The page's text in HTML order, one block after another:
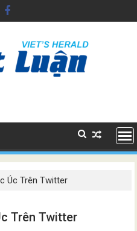
Úc Trên Twitter
Trên Twitter